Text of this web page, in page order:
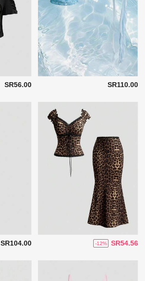
SR110.00
SR56.00
SR54.56
-12%
SR104.00